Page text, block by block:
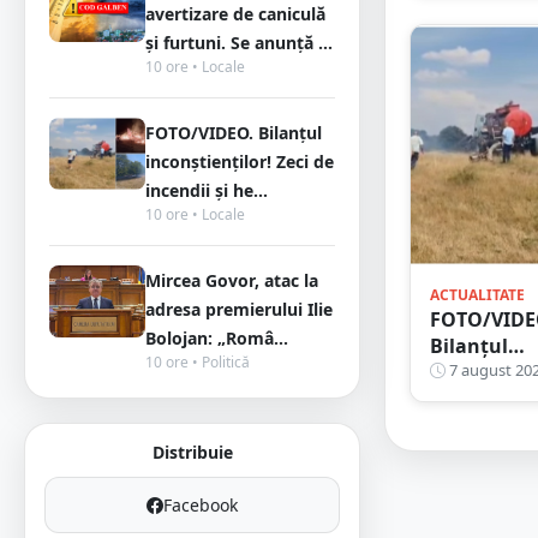
avertizare de caniculă
și furtuni. Se anunță ...
10 ore • Locale
FOTO/VIDEO. Bilanțul
inconștienților! Zeci de
incendii și he...
10 ore • Locale
Mircea Govor, atac la
adresa premierului Ilie
Bolojan: „Româ...
10 ore • Politică
Distribuie
Facebook
urcat la
volan și a
dat nas în
nas cu
Poliția
Mare
ACTUALITATE
FOTO/
Bilanțul
Zeci de
hectare
7 august